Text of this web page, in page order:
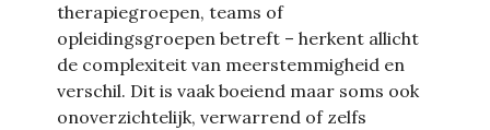
therapiegroepen, teams of
opleidingsgroepen betreft – herkent allicht
de complexiteit van meerstemmigheid en
verschil. Dit is vaak boeiend maar soms ook
onoverzichtelijk, verwarrend of zelfs